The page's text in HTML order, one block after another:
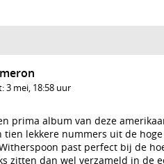
3 mei, 18:58 uur
prima album van deze
tien lekkere nummers uit de
past perfect bij de
zitten dan wel verzameld in de